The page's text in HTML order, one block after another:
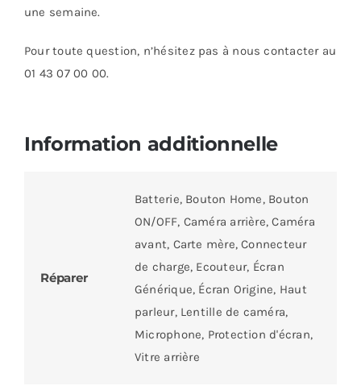
une semaine.
Pour toute question, n’hésitez pas à nous contacter au
01 43 07 00 00.
Information additionnelle
Réparer
Batterie, Bouton Home, Bouton
ON/OFF, Caméra arrière, Caméra
avant, Carte mère, Connecteur
de charge, Ecouteur, Écran
Générique, Écran Origine, Haut
parleur, Lentille de caméra,
Microphone, Protection d'écran,
Vitre arrière